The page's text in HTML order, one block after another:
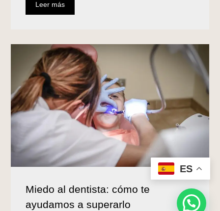
Leer más
Miedo al dentista: cómo te
ayudamos a superarlo
ES